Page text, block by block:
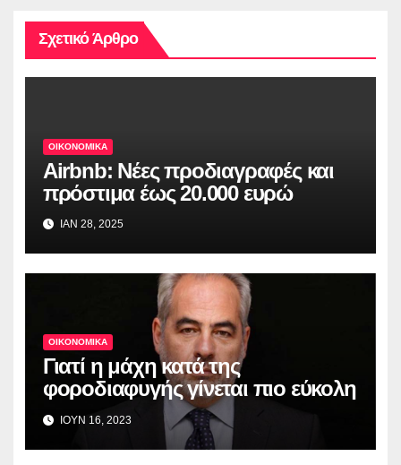
Σχετικό Άρθρο
ΟΙΚΟΝΟΜΙΚΑ
Airbnb: Νέες προδιαγραφές και
πρόστιμα έως 20.000 ευρώ
ΙΑΝ 28, 2025
ΟΙΚΟΝΟΜΙΚΑ
Γιατί η μάχη κατά της
φοροδιαφυγής γίνεται πιο εύκολη
ΙΟΥΝ 16, 2023